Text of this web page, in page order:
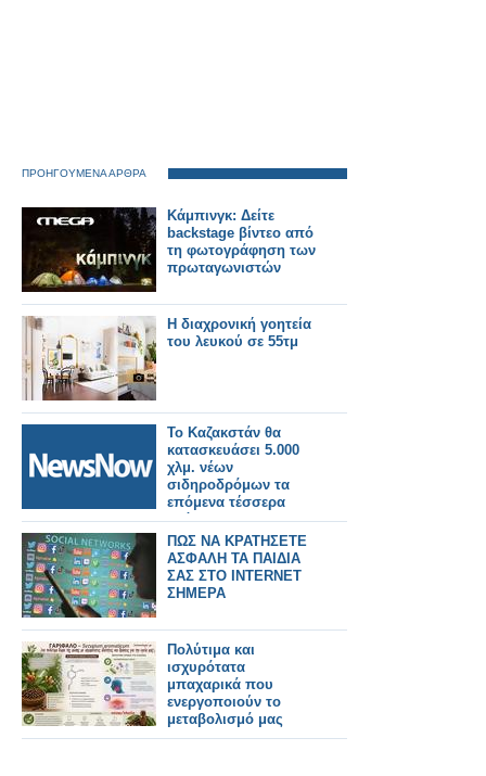
ΠΡΟΗΓΟΥΜΕΝΑ ΑΡΘΡΑ
Κάμπινγκ: Δείτε
backstage βίντεο από
τη φωτογράφηση των
πρωταγωνιστών
Η διαχρονική γοητεία
του λευκού σε 55τμ
Το Καζακστάν θα
κατασκευάσει 5.000
χλμ. νέων
σιδηροδρόμων τα
επόμενα τέσσερα
χρόνια.
ΠΩΣ ΝΑ ΚΡΑΤΗΣΕΤΕ
ΑΣΦΑΛΗ ΤΑ ΠΑΙΔΙΑ
ΣΑΣ ΣΤΟ INTERNET
ΣΗΜΕΡΑ
Πολύτιμα και
ισχυρότατα
μπαχαρικά που
ενεργοποιούν το
μεταβολισμό μας